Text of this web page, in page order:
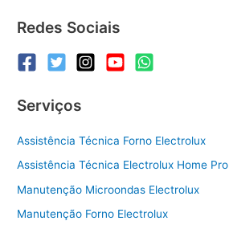
Redes Sociais
Serviços
Assistência Técnica Forno Electrolux
Assistência Técnica Electrolux Home Pro
Manutenção Microondas Electrolux
Manutenção Forno Electrolux